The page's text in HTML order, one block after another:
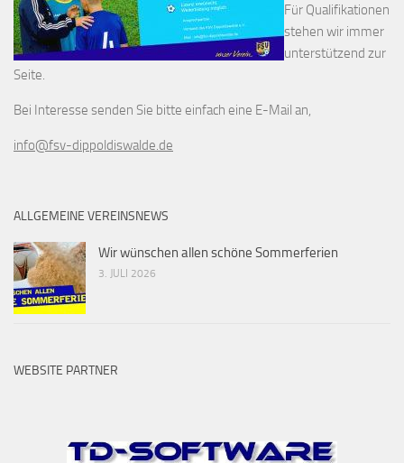
Für Qualifikationen
stehen wir immer
unterstützend zur
Seite.
Bei Interesse senden Sie bitte einfach eine E-Mail an,
info@fsv-dippoldiswalde.de
ALLGEMEINE VEREINSNEWS
Wir wünschen allen schöne Sommerferien
3. JULI 2026
WEBSITE PARTNER